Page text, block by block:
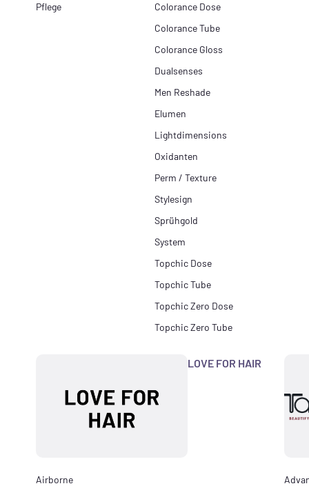
Pflege
Colorance Dose
Colorance Tube
Colorance Gloss
Dualsenses
Men Reshade
Elumen
Lightdimensions
Oxidanten
Perm / Texture
Stylesign
Sprühgold
System
Topchic Dose
Topchic Tube
Topchic Zero Dose
Topchic Zero Tube
LOVE FOR HAIR
Airborne